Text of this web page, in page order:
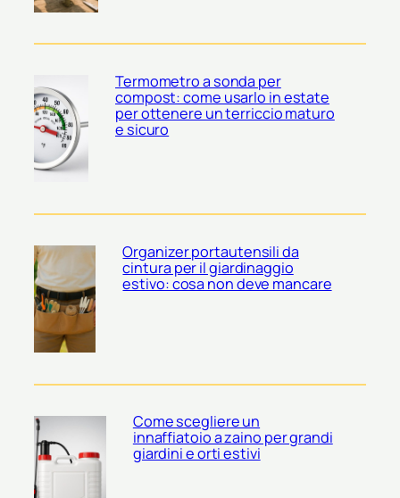
Termometro a sonda per
compost: come usarlo in estate
per ottenere un terriccio maturo
e sicuro
Organizer portautensili da
cintura per il giardinaggio
estivo: cosa non deve mancare
Come scegliere un
innaffiatoio a zaino per grandi
giardini e orti estivi